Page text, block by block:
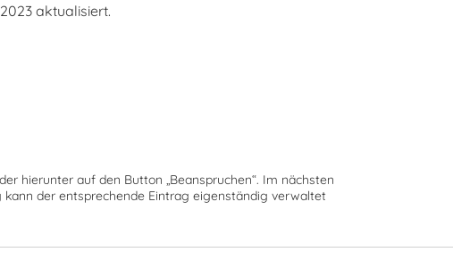
aktualisiert.
hierunter auf den Button „Beanspruchen“. Im nächsten
der entsprechende Eintrag eigenständig verwaltet